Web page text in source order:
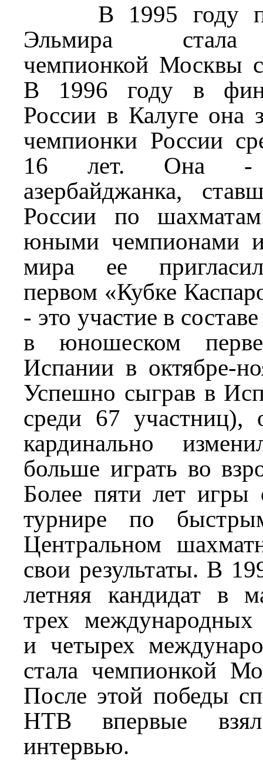
В 1995 году
Эльмира стала
чемпионкой Москвы
В 1996 году в
России в Калуге она
чемпионки России
16 лет. Она -
азербайджанка,
России по
юными чемпионами
мира ее
первом «Кубке
- это участие в
в юношеском
Испании в октябре-
Успешно сыграв в
среди 67 участниц),
кардинально
больше играть во
Более пяти лет игры
турнире по
Центральном
свои результаты. В
летняя кандидат в
трех международных
и четырех
стала чемпионкой
После этой победы
НТВ впервые
интервью.